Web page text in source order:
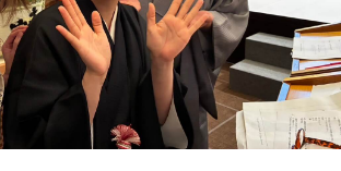
ずがめ座）
ク、ドキドキするようなことは何です
に忠実になりましょう。あなたにやって